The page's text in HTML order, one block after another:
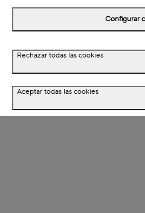
Detalles del producto
Dimensiones
Especificaciones técnicas
Configurar
Rechazar todas las cookies
Aceptar todas las cookies